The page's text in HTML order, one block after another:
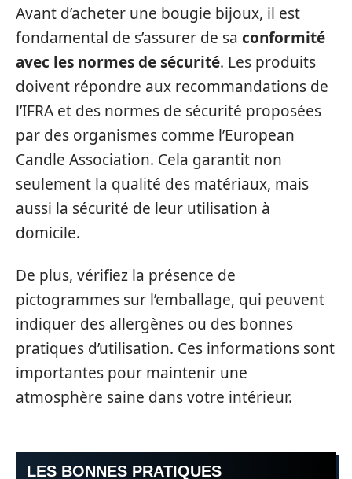
Avant d’acheter une bougie bijoux, il est
fondamental de s’assurer de sa conformité
avec les normes de sécurité. Les produits
doivent répondre aux recommandations de
l’IFRA et des normes de sécurité proposées
par des organismes comme l’European
Candle Association. Cela garantit non
seulement la qualité des matériaux, mais
aussi la sécurité de leur utilisation à
domicile.
De plus, vérifiez la présence de
pictogrammes sur l’emballage, qui peuvent
indiquer des allergènes ou des bonnes
pratiques d’utilisation. Ces informations sont
importantes pour maintenir une
atmosphère saine dans votre intérieur.
LES BONNES PRATIQUES